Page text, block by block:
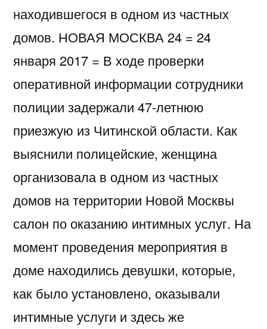
находившегося в одном из частных
домов. НОВАЯ МОСКВА 24 = 24
января 2017 = В ходе проверки
оперативной информации сотрудники
полиции задержали 47-летнюю
приезжую из Читинской области. Как
выяснили полицейские, женщина
организовала в одном из частных
домов на территории Новой Москвы
салон по оказанию интимных услуг. На
момент проведения мероприятия в
доме находились девушки, которые,
как было установлено, оказывали
интимные услуги и здесь же